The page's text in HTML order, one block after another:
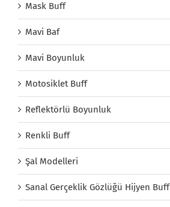
Mask Buff
Mavi Baf
Mavi Boyunluk
Motosiklet Buff
Reflektörlü Boyunluk
Renkli Buff
Şal Modelleri
Sanal Gerçeklik Gözlüğü Hijyen Buff